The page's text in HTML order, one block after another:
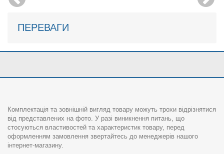
ПЕРЕВАГИ
Комплектація та зовнішній вигляд товару можуть трохи відрізнятися
від представлених на фото. У разі виникнення питань, що
стосуються властивостей та характеристик товару, перед
оформленням замовлення звертайтесь до менеджерів нашого
інтернет-магазину.